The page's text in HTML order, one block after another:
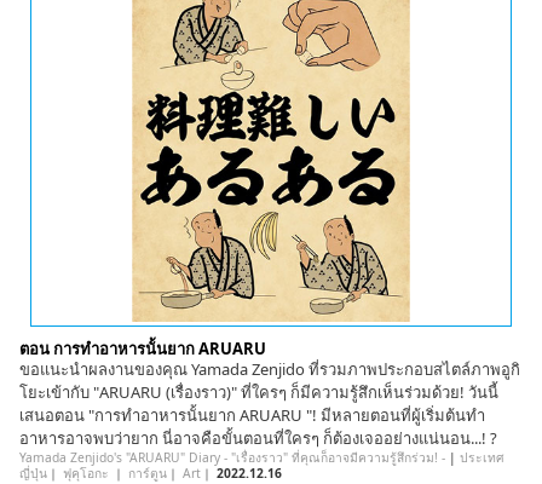
ตอน การทำอาหารนั้นยาก ARUARU
ขอแนะนำผลงานของคุณ Yamada Zenjido ที่รวมภาพประกอบสไตล์ภาพอูกิ
โยะเข้ากับ "ARUARU (เรื่องราว)" ที่ใครๆ ก็มีความรู้สึกเห็นร่วมด้วย! วันนี้
เสนอตอน "การทำอาหารนั้นยาก ARUARU "! มีหลายตอนที่ผู้เริ่มต้นทำ
อาหารอาจพบว่ายาก นี่อาจคือขั้นตอนที่ใครๆ ก็ต้องเจออย่างแน่นอน...! ?
Yamada Zenjido's "ARUARU" Diary - "เรื่องราว" ที่คุณก็อาจมีความรู้สึกร่วม! - | ประเทศ
ญี่ปุ่น｜ ฟุคุโอกะ ｜ การ์ตูน｜ Art｜ 2022.12.16